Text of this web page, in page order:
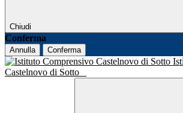
Chiudi
Conferma
Annulla Conferma
Castelnovo di Sotto